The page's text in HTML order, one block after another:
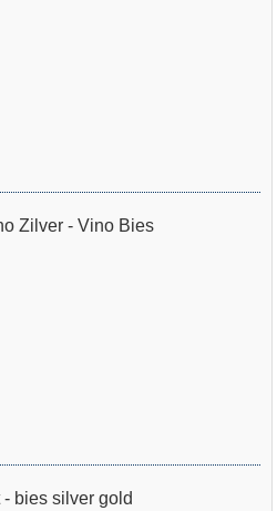
Zilver - Vino Bies
bies silver gold